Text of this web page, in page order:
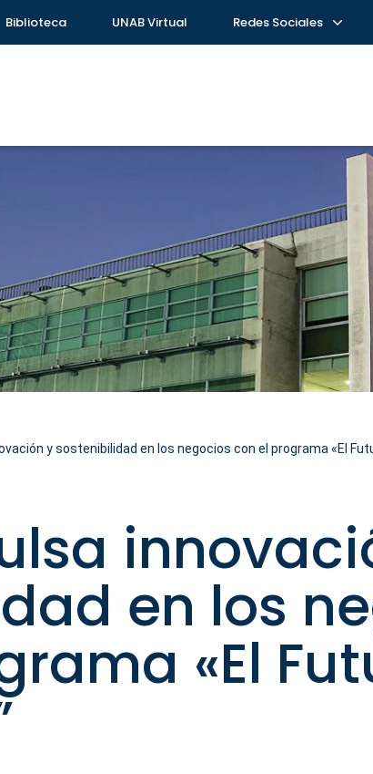
Biblioteca UNAB Virtual Redes Sociales
y sostenibilidad en los negocios con el programa «El
en los
«El